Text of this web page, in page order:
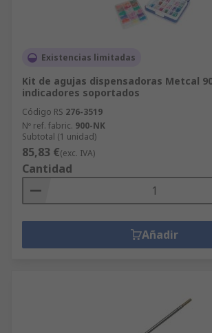
Existencias limitadas
Kit de agujas dispensadoras Metcal
indicadores soportados
Código RS 276-3519
Nº ref. fabric. 900-NK
Subtotal (1 unidad)
85,83 €(exc. IVA)
Cantidad
Añadir